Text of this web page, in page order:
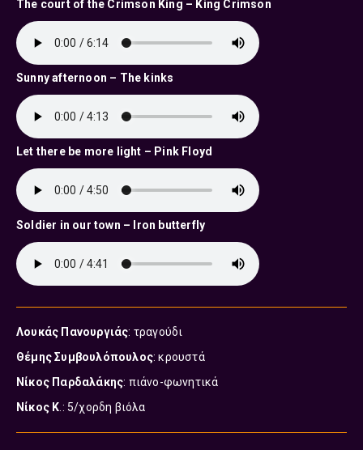
The court of the Crimson King – King Crimson
Sunny afternoon – The kinks
Let there be more light – Pink Floyd
Soldier in our town – Iron butterfly
Λουκάς Πανουργιάς: τραγούδι
Θέμης Συμβουλόπουλος: κρουστά
Νίκος Παρδαλάκης: πιάνο-φωνητικά
Νίκος Κ .: 5/χορδη βιόλα